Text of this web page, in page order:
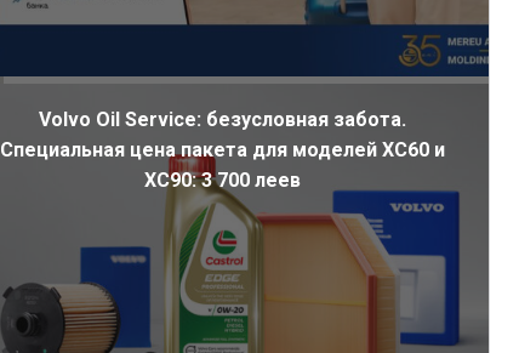
Volvo Oil Service: безусловная забота.
Специальная цена пакета для моделей XC60 и
XC90: 3 700 леев